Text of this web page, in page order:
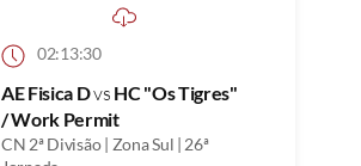
02:13:30
AE Fisica Dvs HC "Os Tigres"
/ Work Permit
CN 2ª Divisão | Zona Sul | 26ª